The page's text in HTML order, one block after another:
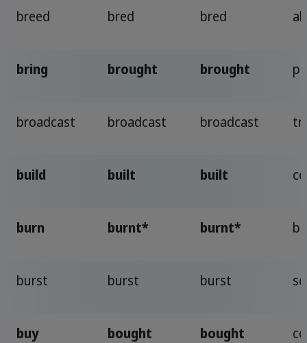
breed bred bred
bring brought brought
broadcast broadcast broadcast
build built built
burn burnt* burnt*
burst burst burst
buy bought bought